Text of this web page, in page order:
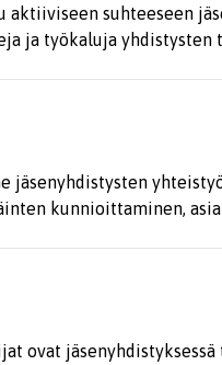
suhteeseen
ja työkaluja yhdistysten
jäsenyhdistysten
kunnioittaminen,
ovat